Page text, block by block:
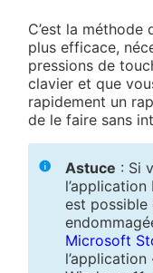
C’est la méthode
plus efficace,
pressions de
clavier et que
rapidement un
de le faire sans
Astuce : Si
est possible
Microsoft